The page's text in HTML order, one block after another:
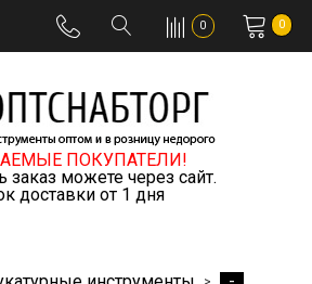
0 0
ПОКУПАТЕЛИ!
можете через сайт.
доставки от 1 дня